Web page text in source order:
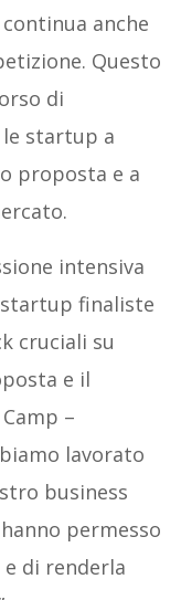
anche
Questo
di
startup a
proposta e a
intensiva
finaliste
cruciali su
e il
–
lavorato
business
permesso
di renderla